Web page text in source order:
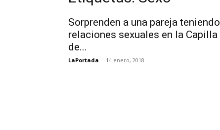
Sorprenden a una pareja teniendo
relaciones sexuales en la Capilla
de...
LaPortada - 14 enero, 2018